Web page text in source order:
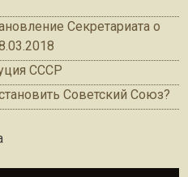
Секретариата о
СССР
Советский Союз?